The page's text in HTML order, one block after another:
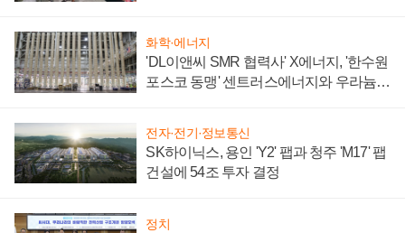
화학·에너지
'DL이앤씨 SMR 협력사' X에너지, '한수원
포스코 동맹' 센트러스에너지와 우라늄
전자·전기·정보통신
SK하이닉스, 용인 'Y2' 팹과 청주 'M17' 팹
건설에 54조 투자 결정
정치